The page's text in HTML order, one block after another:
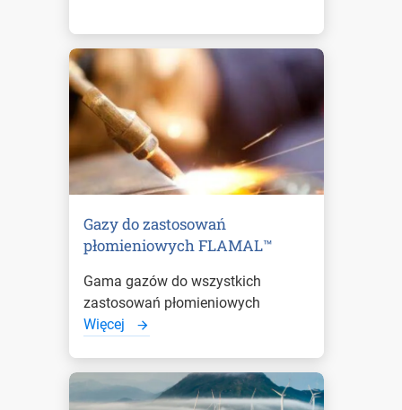
Gazy do zastosowań
płomieniowych FLAMAL™
Gama gazów do wszystkich
zastosowań płomieniowych
Więcej